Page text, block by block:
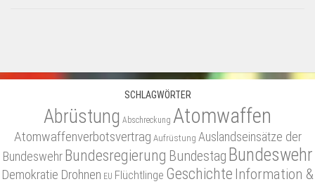
SCHLAGWÖRTER
Abrüstung Abschreckung Atomwaffen
Atomwaffenverbotsvertrag Aufrüstung Auslandseinsätze der
Bundeswehr Bundesregierung Bundestag Bundeswehr
Demokratie Drohnen EU Flüchtlinge Geschichte Information &